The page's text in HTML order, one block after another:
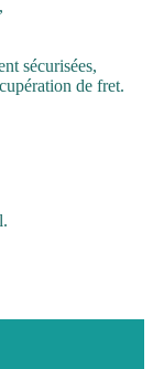
sécurisées,
de fret.